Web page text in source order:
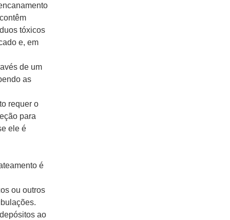
tóxicos
e, em
de um
as
requer o
para
ele é
é
ou outros
ao